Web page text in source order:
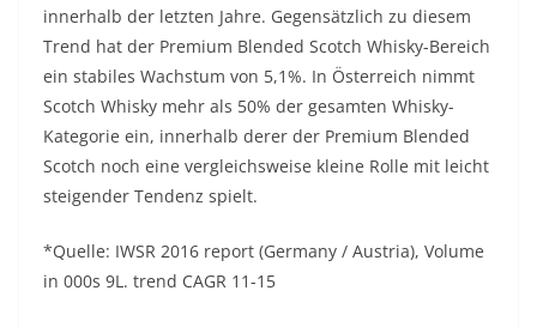
innerhalb der letzten Jahre. Gegensätzlich zu diesem
Trend hat der Premium Blended Scotch Whisky-Bereich
ein stabiles Wachstum von 5,1%. In Österreich nimmt
Scotch Whisky mehr als 50% der gesamten Whisky-
Kategorie ein, innerhalb derer der Premium Blended
Scotch noch eine vergleichsweise kleine Rolle mit leicht
steigender Tendenz spielt.
*Quelle: IWSR 2016 report (Germany / Austria), Volume
in 000s 9L. trend CAGR 11-15